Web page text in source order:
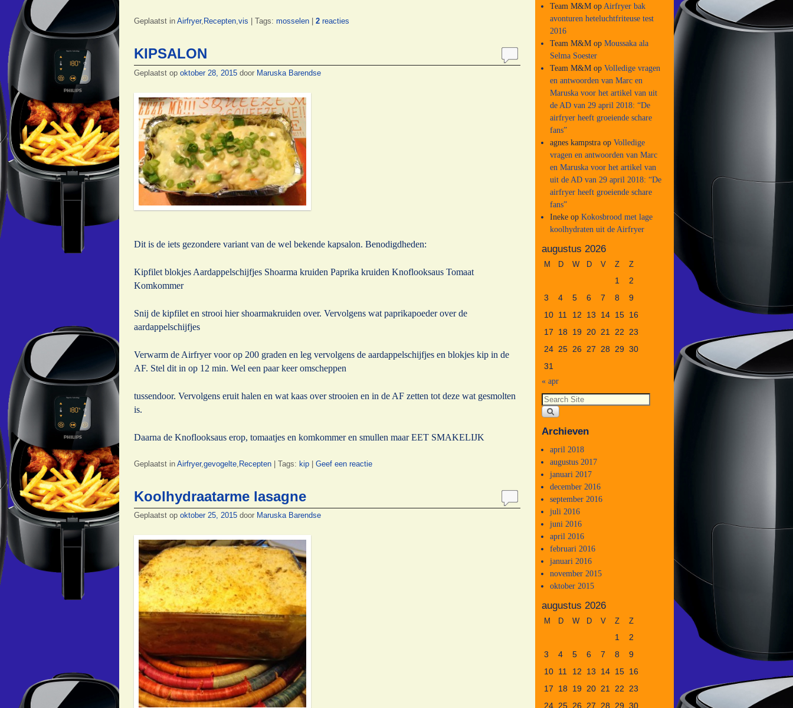
Geplaatst in Airfryer, Recepten vis Tags: mosselen 2 reacties
KIPSALON
Geplaatst op oktober 28, 2015 door Maruska Barendse
Dit is de iets gezondere variant van de wel bekende kapsalon. Benodigdheden:
Kipfilet blokjes Aardappelschijfjes Shoarma kruiden Paprika kruiden Knoflooksaus Tomaat
Komkommer
Snij de kipfilet en strooi hier shoarmakruiden over. Vervolgens wat paprikapoeder over de
aardappelschijfjes
Verwarm de Airfryer voor op 200 graden en leg vervolgens de aardappelschijfjes en blokjes kip in de
AF. Stel dit in op 12 min. Wel een paar keer omscheppen
tussendoor. Vervolgens eruit halen en wat kaas over strooien en in de AF zetten tot deze wat gesmolten
is.
Daarna de Knoflooksaus erop, tomaatjes en komkommer en smullen maar EET SMAKELIJK
Geplaatst in Airfryer,gevogelte Recepten | Tags: kip | Geef een reactie
Koolhydraatarme lasagne
Geplaatst op oktober 25, 2015 door Maruska Barendse
Team M&M op Airfryer bak
avonturen heteluchtfriteuse test
2016
Team M&M opMoussaka ala
Selma Soester
Team M&M opVolledige vragen
en antwoorden van Marc en
Maruska voor het artikel van uit
de AD van 29 april 2018: “De
airfryer heeft groeiende schare
fans”
agnes kampstra opVolledige
vragen en antwoorden van Marc
en Maruska voor het artikel van
uit de AD van 29 april 2018: “De
airfryer heeft groeiende schare
fans”
Ineke opKokosbrood met lage
koolhydraten uit de Airfryer
augustus 2026
M D W D V Z Z
1
2
3
4 5 6 7 8
9
10 11 12 13 14 15 16
17
18 19 20 21 22
23
24 25 26 27 28 29 30
31
« apr
Archieven
april 2018
augustus 2017
januari 2017
december 2016
september 2016
juli 2016
juni 2016
april 2016
februari 2016
januari 2016
november 2015
oktober 2015
augustus 2026
M D W D V Z Z
1
2
3
4 5 6 7 8
9
10 11 12 13 14 15 16
17
18 19 20 21 22 23
24 25 26 27 28 29 30